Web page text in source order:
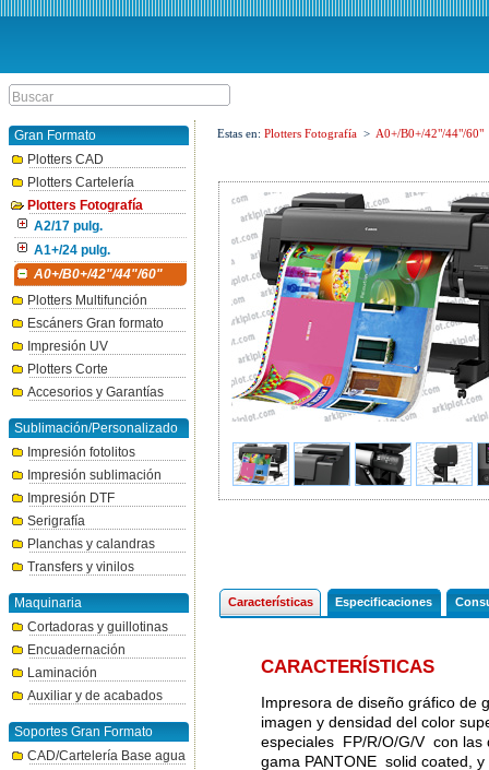
Gran Formato
Plotters CAD
Plotters Cartelería
Plotters Fotografía
A2/17 pulg.
A1+/24 pulg.
A0+/B0+/42"/44"/60"
Plotters Multifunción
Escáners Gran formato
Impresión UV
Plotters Corte
Accesorios y Garantías
Sublimación/Personalizado
Impresión fotolitos
Impresión sublimación
Impresión DTF
Serigrafía
Planchas y calandras
Transfers y vinilos
Maquinaria
Cortadoras y guillotinas
Encuadernación
Laminación
Auxiliar y de acabados
Soportes Gran Formato
CAD/Cartelería Base agua
Estas en: Plotters Fotografía > A0+/B0+/42"/44"/60"
Características Especificaciones
CARACTERÍSTICAS
Impresora de diseño gráfico de
imagen y densidad del color
especiales FP/R/O/G/V con las
gama PANTONE solid coated,